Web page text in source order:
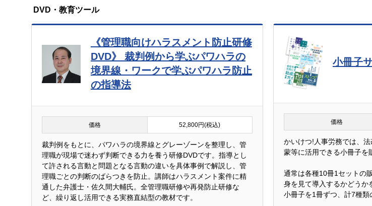
DVD・教育ツール
《管理職向けハラスメント防止研修
DVD》 裁判例から学ぶパワハラの
境界線・ワークで学ぶパワハラ防止
の指導法
価格 52,800円(税込)
裁判例をもとに、パワハラの境界線とグレーゾーンを整理し、管
理職が現場で迷わず判断できる力を養う研修DVDです。指導とし
て許される言動と問題となる言動の違いを具体事例で解説し、管
理職ごとの判断のばらつきを防止。講師はハラスメント案件に精
通した弁護士・佐久間大輔氏。全管理職研修や再発防止研修な
ど、繰り返し活用できる実務直結型の教材です。
小冊子
価格
かいけつ!人事労務では、
蒙等に活用できる小冊子を
通常は各種10冊1セットの
身を見て導入するかどうか
小冊子を1冊ずつ、計7種類